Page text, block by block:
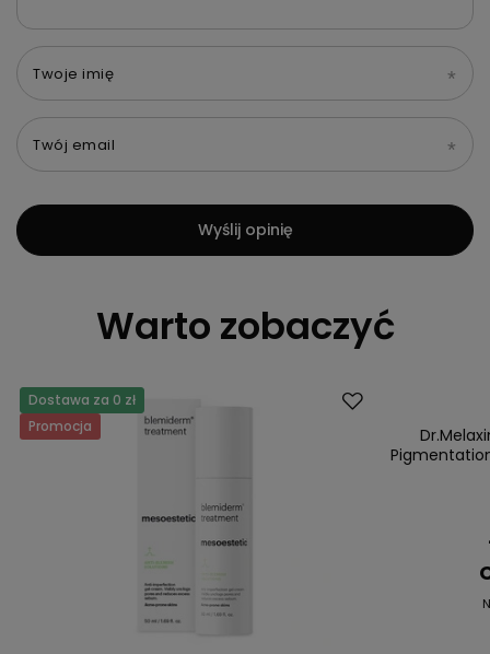
Twoje imię
Twój email
Wyślij opinię
Warto zobaczyć
Promocja
Dostawa za 0 zł